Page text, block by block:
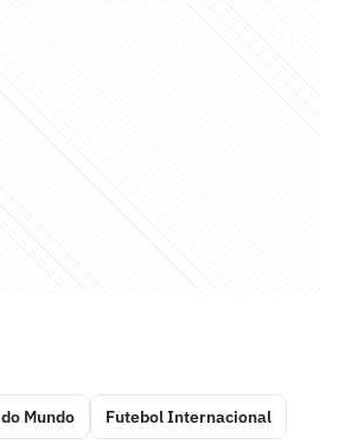
Mundo Futebol Internacional